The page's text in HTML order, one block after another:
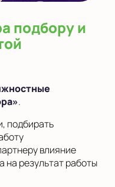
подбору и
.
подбирать
влияние
на результат работы